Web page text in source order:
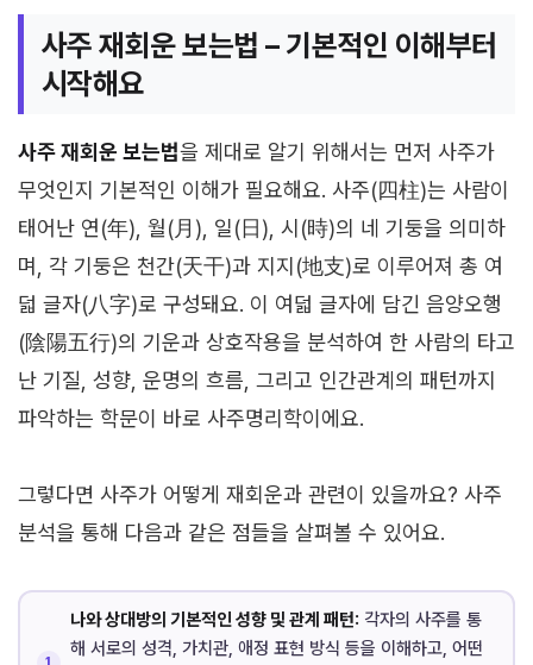
사주 재회운 보는법 – 기본적인 이해부터
시작해요
사주 재회운 보는법을 제대로 알기 위해서는 먼저 사주가
무엇인지 기본적인 이해가 필요해요. 사주(四柱)는 사람이
태어난 연(年), 월(月), 일(日), 시(時)의 네 기둥을 의미하
며, 각 기둥은 천간(天干)과 지지(地支)로 이루어져 총 여
덟 글자(八字)로 구성돼요. 이 여덟 글자에 담긴 음양오행
(陰陽五行)의 기운과 상호작용을 분석하여 한 사람의 타고
난 기질, 성향, 운명의 흐름, 그리고 인간관계의 패턴까지
파악하는 학문이 바로 사주명리학이에요.
그렇다면 사주가 어떻게 재회운과 관련이 있을까요? 사주
분석을 통해 다음과 같은 점들을 살펴볼 수 있어요.
나와 상대방의 기본적인 성향 및 관계 패턴: 각자의 사주를 통
해 서로의 성격, 가치관, 애정 표현 방식 등을 이해하고, 어떤